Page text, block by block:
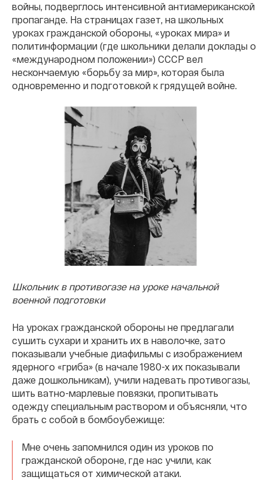
войны, подверглось интенсивной антиамериканской
пропаганде. На страницах газет, на школьных
уроках гражданской обороны, «уроках мира» и
политинформации (где школьники делали доклады о
«международном положении») СССР вел
нескончаемую «борьбу за мир», которая была
одновременно и подготовкой к грядущей войне.
Школьник в противогазе на уроке начальной
военной подготовки
На уроках гражданской обороны не предлагали
сушить сухари и хранить их в наволочке, зато
показывали учебные диафильмы с изображением
ядерного «гриба» (в начале 1980-х их показывали
даже дошкольникам), учили надевать противогазы,
шить ватно-марлевые повязки, пропитывать
одежду специальным раствором и объясняли, что
брать с собой в бомбоубежище:
Мне очень запомнился один из уроков по
гражданской обороне, где нас учили, как
защищаться от химической атаки.